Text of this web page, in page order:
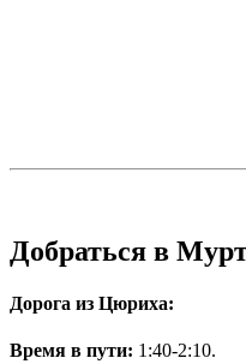
Добраться в
Дорога из Цюриха:
Время в пути: 1:40-2:10.